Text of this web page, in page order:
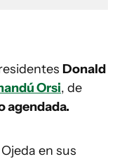
Donald
Orsi, de
agendada.
en sus